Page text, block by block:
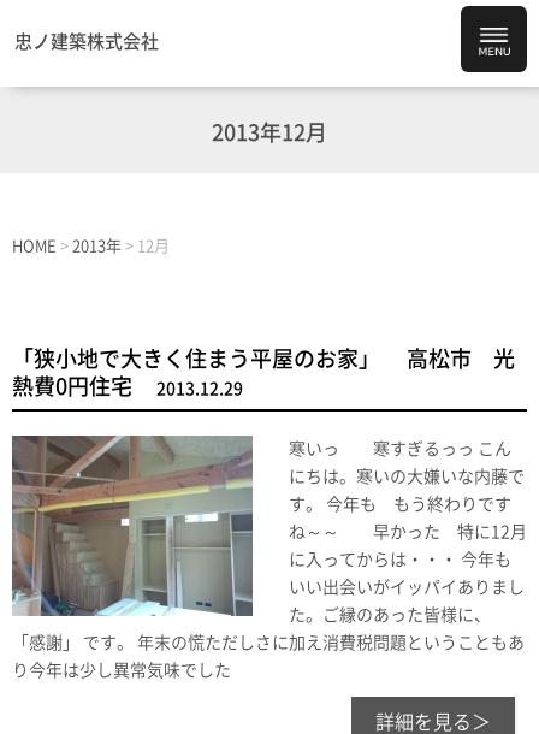
忠ノ建築株式会社
2013年12月
HOME > 2013年 > 12月
「狭小地で大きく住まう平屋のお家」 高松市 光
熱費0円住宅
2013.12.29
寒いっ 寒すぎるっっ こん
にちは。寒いの大嫌いな内藤で
す。 今年も もう終わりです
ね～～ 早かった 特に12月
に入ってからは・・・ 今年も
いい出会いがイッパイありまし
た。ご縁のあった皆様に、
「感謝」 です。 年末の慌ただしさに加え消費税問題ということもあ
り今年は少し異常気味でした
詳細を見る＞